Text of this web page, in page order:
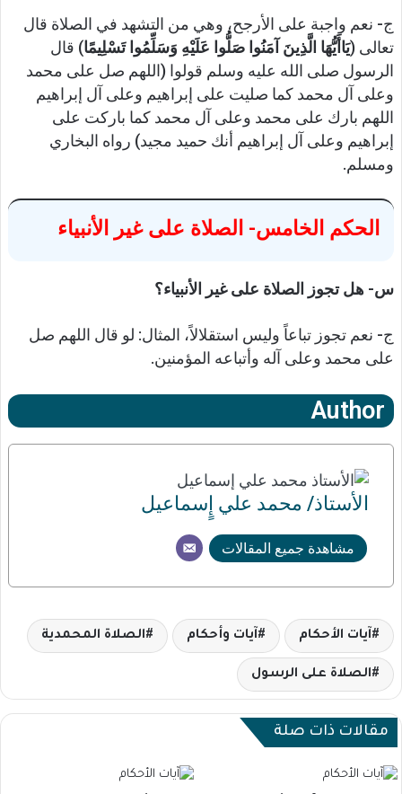
ج- نعم واجبة على الأرجح، وهي من التشهد في الصلاة قال
تعالى (يَاأَيُّهَا الَّذِينَ آمَنُوا صَلُّوا عَلَيْهِ وَسَلِّمُوا تَسْلِيمًا) قال
الرسول صلى الله عليه وسلم قولوا (اللهم صل على محمد
وعلى آل محمد كما صليت على إبراهيم وعلى آل إبراهيم
اللهم بارك على محمد وعلى آل محمد كما باركت على
إبراهيم وعلى آل إبراهيم أنك حميد مجيد) رواه البخاري
ومسلم.
الحكم الخامس- الصلاة على غير الأنبياء
س- هل تجوز الصلاة على غير الأنبياء؟
ج- نعم تجوز تباعاً وليس استقلالاً، المثال: لو قال اللهم صل
على محمد وعلى آله وأتباعه المؤمنين.
Author
الأستاذ/ محمد علي إٍسماعيل
مشاهدة جميع المقالات
آيات الأحكام آيات وأحكام الصلاة المحمدية
الصلاة على الرسول
مقالات ذات صلة